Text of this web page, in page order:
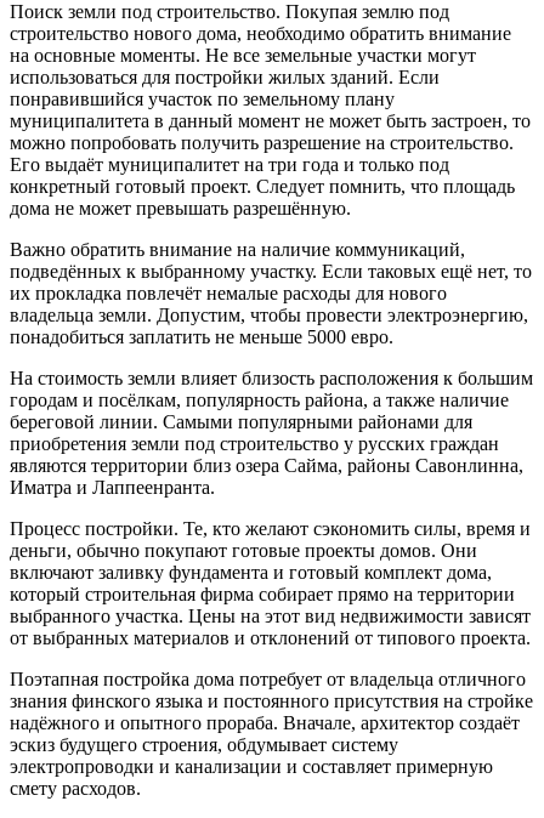
Поиск земли под строительство. Покупая землю под
строительство нового дома, необходимо обратить внимание
на основные моменты. Не все земельные участки могут
использоваться для постройки жилых зданий. Если
понравившийся участок по земельному плану
муниципалитета в данный момент не может быть застроен, то
можно попробовать получить разрешение на строительство.
Его выдаёт муниципалитет на три года и только под
конкретный готовый проект. Следует помнить, что площадь
дома не может превышать разрешённую.
Важно обратить внимание на наличие коммуникаций,
подведённых к выбранному участку. Если таковых ещё нет, то
их прокладка повлечёт немалые расходы для нового
владельца земли. Допустим, чтобы провести электроэнергию,
понадобиться заплатить не меньше 5000 евро.
На стоимость земли влияет близость расположения к большим
городам и посёлкам, популярность района, а также наличие
береговой линии. Самыми популярными районами для
приобретения земли под строительство у русских граждан
являются территории близ озера Сайма, районы Савонлинна,
Иматра и Лаппеенранта.
Процесс постройки. Те, кто желают сэкономить силы, время и
деньги, обычно покупают готовые проекты домов. Они
включают заливку фундамента и готовый комплект дома,
который строительная фирма собирает прямо на территории
выбранного участка. Цены на этот вид недвижимости зависят
от выбранных материалов и отклонений от типового проекта.
Поэтапная постройка дома потребует от владельца отличного
знания финского языка и постоянного присутствия на стройке
надёжного и опытного прораба. Вначале, архитектор создаёт
эскиз будущего строения, обдумывает систему
электропроводки и канализации и составляет примерную
смету расходов.